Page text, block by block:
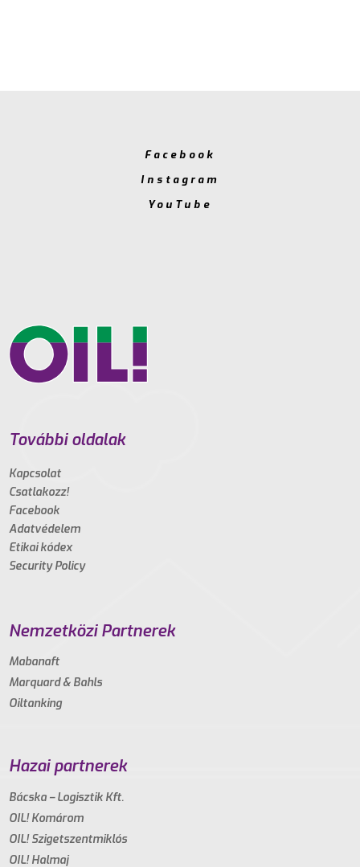
Facebook
Instagram
YouTube
További oldalak
Kapcsolat
Csatlakozz!
Facebook
Adatvédelem
Etikai kódex
Security Policy
Nemzetközi Partnerek
Mabanaft
Marquard & Bahls
Oiltanking
Hazai partnerek
Bácska – Logisztik Kft.
OIL! Komárom
OIL! Szigetszentmiklós
OIL! Halmaj